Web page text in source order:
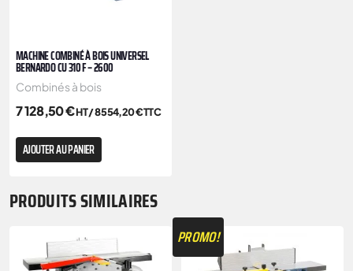
MACHINE COMBINÉ À BOIS UNIVERSEL
BERNARDO CU 310 F – 2600
Combinés à bois
7 128,50€HT /8 554,20€TTC
AJOUTER AU PANIER
PRODUITS SIMILAIRES
PROMO!